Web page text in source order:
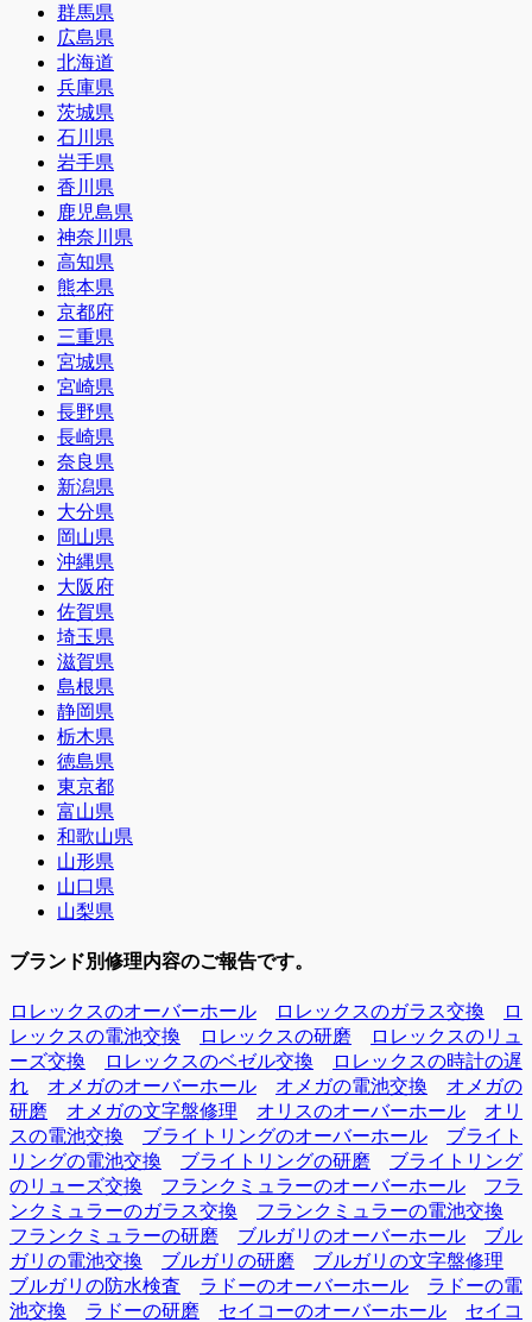
群馬県
広島県
北海道
兵庫県
茨城県
石川県
岩手県
香川県
鹿児島県
神奈川県
高知県
熊本県
京都府
三重県
宮城県
宮崎県
長野県
長崎県
奈良県
新潟県
大分県
岡山県
沖縄県
大阪府
佐賀県
埼玉県
滋賀県
島根県
静岡県
栃木県
徳島県
東京都
富山県
和歌山県
山形県
山口県
山梨県
ブランド別修理内容のご報告です。
ロレックスのオーバーホール ロレックスのガラス交換
ロ
レックスの電池交換
ロレックスの研磨
ロレックスのリュ
ーズ交換
ロレックスのベゼル交換
ロレックスの時計の遅
れ
オメガのオーバーホール オメガの電池交換
オメガの
研磨
オメガの文字盤修理 オリスのオーバーホール
オリ
スの電池交換
ブライトリングのオーバーホール
ブライト
リングの電池交換
ブライトリングの研磨
ブライトリング
のリューズ交換
フランクミュラーのオーバーホール
フラ
ンクミュラーのガラス交換
フランクミュラーの電池交換
フランクミュラーの研磨
ブルガリのオーバーホール
ブル
ガリの電池交換
ブルガリの研磨
ブルガリの文字盤修理
ブルガリの防水検査
ラドーのオーバーホール
ラドーの電
池交換
ラドーの研磨 セイコーのオーバーホール
セイコ